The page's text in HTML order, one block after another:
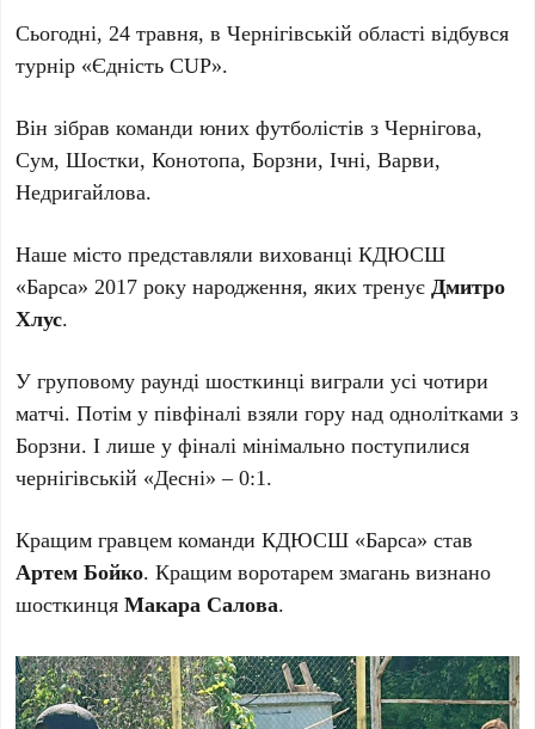
Сьогодні, 24 травня, в Чернігівській області відбувся
турнір «Єдність CUP».
Він зібрав команди юних футболістів з Чернігова,
Сум, Шостки, Конотопа, Борзни, Ічні, Варви,
Недригайлова.
Наше місто представляли вихованці КДЮСШ
«Барса» 2017 року народження, яких тренуєДмитро
Хлус.
У груповому раунді шосткинці виграли усі чотири
матчі. Потім у півфіналі взяли гору над однолітками з
Борзни. І лише у фіналі мінімально поступилися
чернігівській «Десні» – 0:1.
Кращим гравцем команди КДЮСШ «Барса» став
Артем Бойко. Кращим воротарем змагань визнано
шосткинцяМакара Салова.